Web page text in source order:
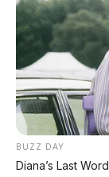
BUZZ DAY
Diana’s Last